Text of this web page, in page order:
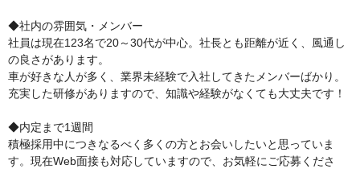
◆社内の雰囲気・メンバー
社員は現在123名で20～30代が中心。社長とも距離が近く、風通し
の良さがあります。
車が好きな人が多く、業界未経験で入社してきたメンバーばかり。
充実した研修がありますので、知識や経験がなくても大丈夫です！
◆内定まで1週間
積極採用中につきなるべく多くの方とお会いしたいと思っていま
す。現在Web面接も対応していますので、お気軽にご応募くださ